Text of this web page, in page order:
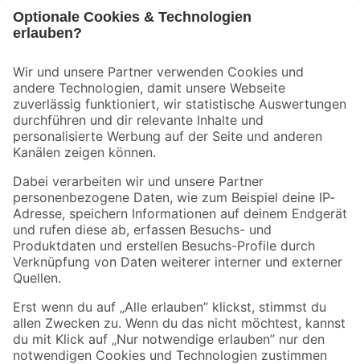
Der toom Newsletter: Keine Angebote und Aktionen mehr verpassen!
Zur Newsletter Anmeldung
Folge uns
Zahlungsarten Versandarten
Sicher einkaufen
Jetzt die toom-App herunterladen